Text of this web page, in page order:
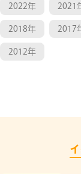
2022年 2021
2018年 2017
2012年